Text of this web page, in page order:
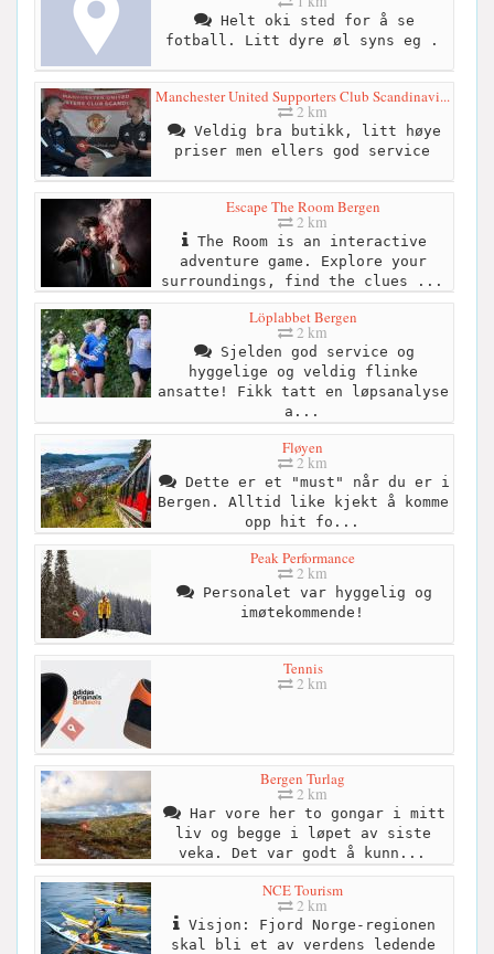
Helt oki sted for å se
fotball. Litt dyre øl syns eg .
Manchester United Supporters Club Scandinavi...
2 km
Veldig bra butikk, litt høye
priser men ellers god service
Escape The Room Bergen
2 km
The Room is an interactive
adventure game. Explore your
surroundings, find the clues ...
Löplabbet Bergen
2 km
Sjelden god service og
hyggelige og veldig flinke
ansatte! Fikk tatt en løpsanalyse
a...
Fløyen
2 km
Dette er et "must" når du er i
Bergen. Alltid like kjekt å komme
opp hit fo...
Peak Performance
2 km
Personalet var hyggelig og
imøtekommende!
Tennis
2 km
Bergen Turlag
2 km
Har vore her to gongar i mitt
liv og begge i løpet av siste
veka. Det var godt å kunn...
NCE Tourism
2 km
Visjon: Fjord Norge-regionen
skal bli et av verdens ledende